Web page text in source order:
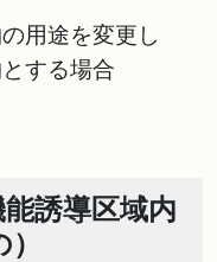
用途を変更し
する場合
誘導区域内